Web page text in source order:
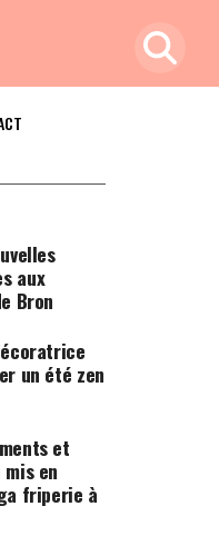
aux
Bron
un été zen
et
en
friperie à